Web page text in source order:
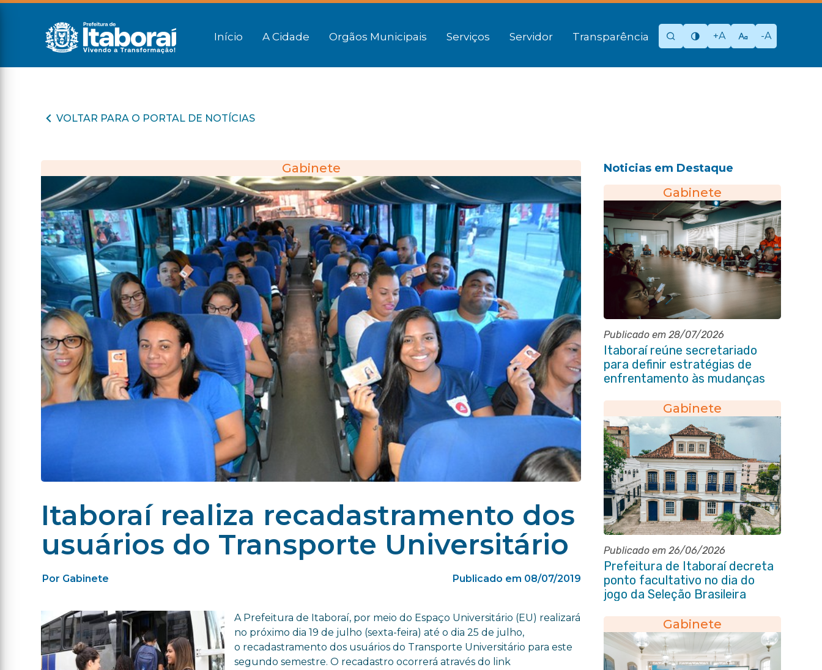
Início A Cidade Orgãos Municipais Serviços Servidor Transparência +A -A
VOLTAR PARA O PORTAL DE NOTÍCIAS
Gabinete
Itaboraí realiza recadastramento dos
usuários do Transporte Universitário
Por Gabinete Publicado em 08/07/2019
A Prefeitura de Itaboraí, por meio do Espaço Universitário (EU) realizará
no próximo dia 19 de julho (sexta-feira) até o dia 25 de julho,
o recadastramento dos usuários do Transporte Universitário para este
segundo semestre. O recadastro ocorrerá através do link
Noticias em Destaque
Gabinete
Publicado em 28/07/2026
Itaboraí reúne secretariado
para definir estratégias de
enfrentamento às mudanças
Gabinete
Publicado em 26/06/2026
Prefeitura de Itaboraí decreta
ponto facultativo no dia do
jogo da Seleção Brasileira
Gabinete